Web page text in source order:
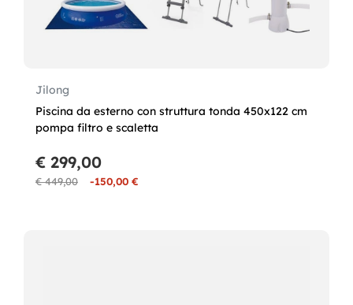
Jilong
Piscina da esterno con struttura tonda 450x122 cm
pompa filtro e scaletta
€ 449,00 -150,00 €
€ 299,00